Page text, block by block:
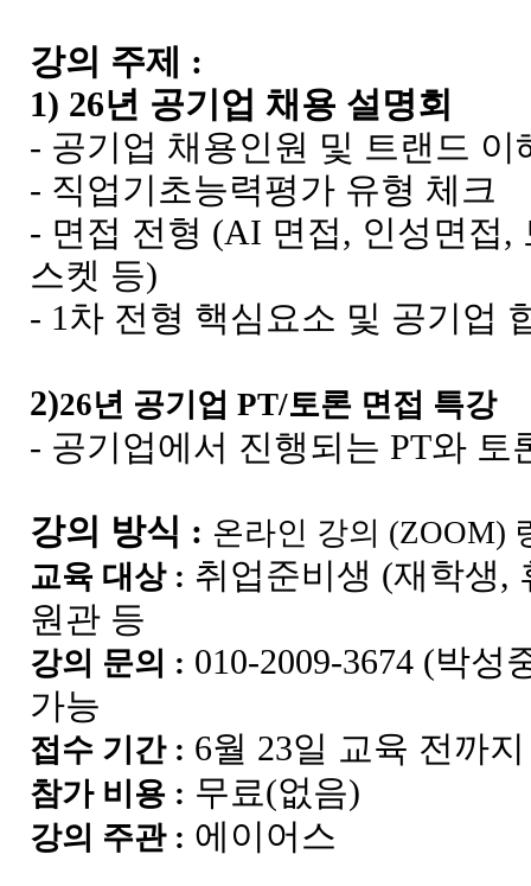
강의 주제 :
1) 26년 공기업 채용 설명회
- 공기업 채용인원 및 트랜드 이
- 직업기초능력평가 유형 체크
- 면접 전형 (AI 면접, 인성면접,
스켓 등)
- 1차 전형 핵심요소 및 공기업
2)26년 공기업 PT/토론 면접 특강
- 공기업에서 진행되는 PT와 토
강의 방식 : 온라인 강의 (ZOOM)
교육 대상 : 취업준비생 (재학생,
원관 등
강의 문의 : 010-2009-3674 (박
가능
접수 기간 : 6월 23일 교육 전까지
참가 비용 : 무료(없음)
강의 주관 : 에이어스